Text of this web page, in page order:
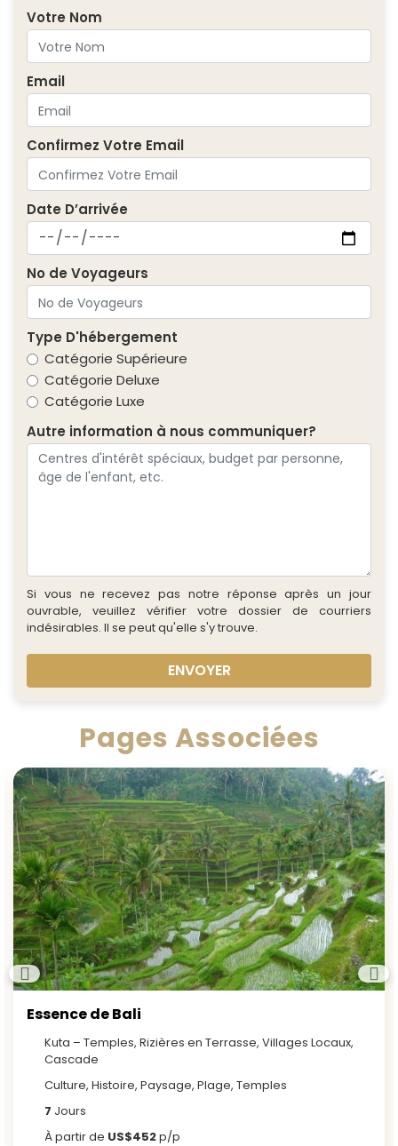
Votre Nom
Email
Confirmez Votre Email
Date D’arrivée
No de Voyageurs
Type D'hébergement
Catégorie Supérieure
Catégorie Deluxe
Catégorie Luxe
Autre information à nous communiquer?
Si vous ne recevez pas notre réponse après un jour
ouvrable, veuillez vérifier votre dossier de courriers
indésirables. Il se peut qu'elle s'y trouve.
ENVOYER
Pages Associées
Essence de Bali
Kuta – Temples, Rizières en Terrasse, Villages Locaux,
Cascade
Culture, Histoire, Paysage, Plage, Temples
7 Jours
À partir de US$452p/p